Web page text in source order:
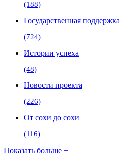
(188)
Государственная поддержка
(724)
Истории успеха
(48)
Новости проекта
(226)
От сохи до сохи
(116)
Показать больше +